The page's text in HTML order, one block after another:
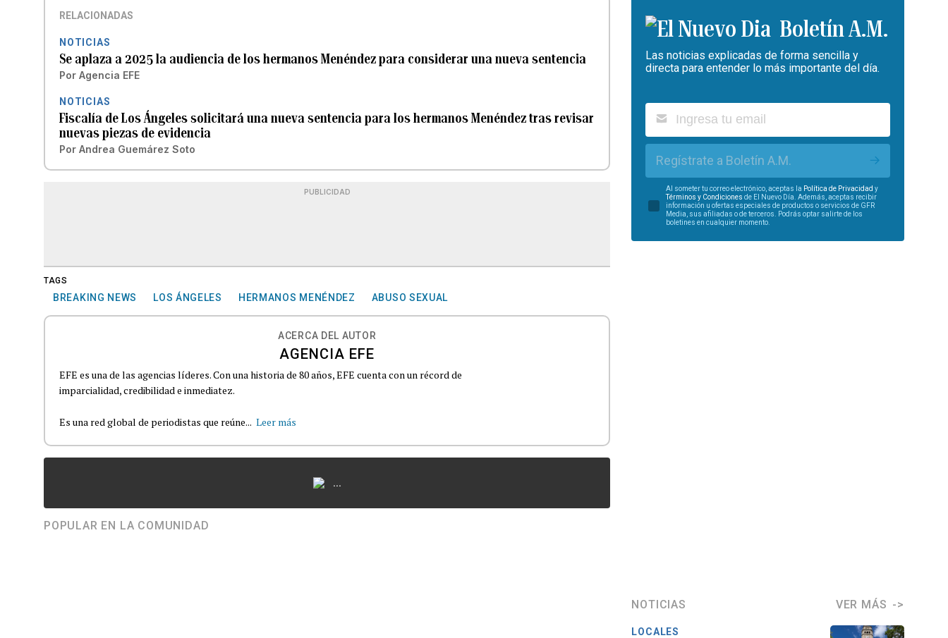
RELACIONADAS
NOTICIAS
Se aplaza a 2025 la audiencia de los hermanos Menéndez para considerar una nueva sentencia
Por Agencia EFE
NOTICIAS
Fiscalía de Los Ángeles solicitará una nueva sentencia para los hermanos Menéndez tras revisar
nuevas piezas de evidencia
Por Andrea Guemárez Soto
PUBLICIDAD
TAGS
BREAKING NEWS LOS ÁNGELES HERMANOS MENÉNDEZ ABUSO SEXUAL
ACERCA DEL AUTOR
AGENCIA EFE
EFE es una de las agencias líderes. Con una historia de 80 años, EFE cuenta con un récord de
imparcialidad, credibilidad e inmediatez.
Es una red global de periodistas que reúne... Leer más
...
POPULAR EN LA COMUNIDAD
Boletín A.M.
Las noticias explicadas de forma sencilla y
directa para entender lo más importante del día.
Regístrate a Boletín A.M.
Al someter tu correo electrónico, aceptas la Política de Privacidad y
Términos y Condiciones de El Nuevo Día. Además, aceptas recibir
información u ofertas especiales de productos o servicios de GFR
Media, sus afiliadas o de terceros. Podrás optar salirte de los
boletines en cualquier momento.
NOTICIAS VER MÁS
LOCALES